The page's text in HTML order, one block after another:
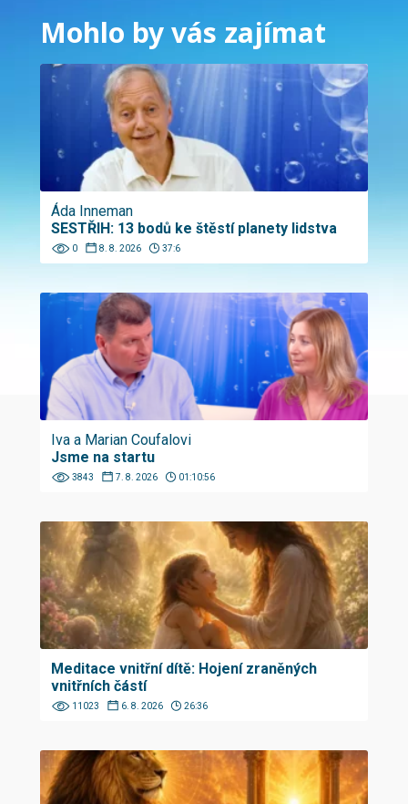
Mohlo by vás zajímat
Áda Inneman
SESTŘIH: 13 bodů ke štěstí planety lidstva
0 8. 8. 2026 37:6
Iva a Marian Coufalovi
Jsme na startu
3843 7. 8. 2026 01:10:56
Meditace vnitřní dítě: Hojení zraněných
vnitřních částí
11023 6. 8. 2026 26:36